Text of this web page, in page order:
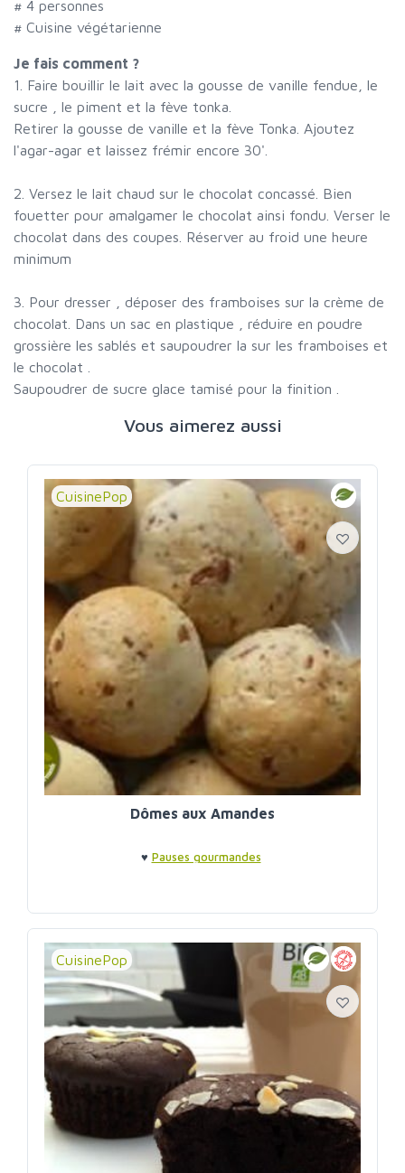
# 4 personnes
# Cuisine végétarienne
Je fais comment ?
1. Faire bouillir le lait avec la gousse de vanille fendue, le
sucre , le piment et la fève tonka.
Retirer la gousse de vanille et la fève Tonka. Ajoutez
l'agar-agar et laissez frémir encore 30'.
2. Versez le lait chaud sur le chocolat concassé. Bien
fouetter pour amalgamer le chocolat ainsi fondu. Verser le
chocolat dans des coupes. Réserver au froid une heure
minimum
3. Pour dresser , déposer des framboises sur la crème de
chocolat. Dans un sac en plastique , réduire en poudre
grossière les sablés et saupoudrer la sur les framboises et
le chocolat .
Saupoudrer de sucre glace tamisé pour la finition .
Vous aimerez aussi
CuisinePop
Dômes aux Amandes
♥ Pauses gourmandes
CuisinePop